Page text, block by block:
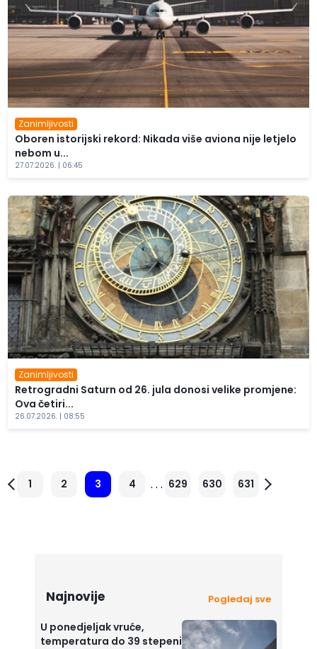
Zanimljivosti
Oboren istorijski rekord: Nikada više aviona nije letjelo
nebom u...
27.07.2026. | 06:45
Zanimljivosti
Retrogradni Saturn od 26. jula donosi velike promjene:
Ova četiri...
26.07.2026. | 08:55
1 2 3 4 . . . 629 630 631
Najnovije Pogledaj sve
U ponedjeljak vruće,
temperatura do 39 stepeni